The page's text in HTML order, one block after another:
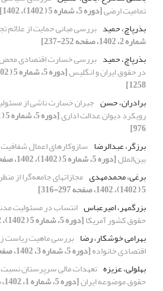
تمامیت ارضی[دوره 5، شماره 5 ( 1402)، 1402]
بذرپاچ، حمید بررسی مبانی حمایت از علائم
شماره 2، 1402، صفحه 252-237]
بذرپاچ، حمید بررسی خسارت اقتصادی محض
در حقوق ایران و انگلیس
1258]
برادران، حسن جبران خسارت ناشی از
رویکرد دیوان عدالت اداری
976]
برزگر، عبدالرضا سازوکارهای اعمال شفافیت
بین‌الملل[دوره 5، شماره 5 ( 1402)، 1402، صفحه 57-80]
برغی، محمدمهدی مجازاتهای جامعه‌گرا از
5 ( 1402)، 1402، صفحه 297-316]
بزرگمهر، امیرعباس انتساب در مسئولیت
حقوق کشور آمریکا[دوره 5، شماره 5 ( 1402)، 1402، صفحه 441-458]
بهرامی خوشکار، رضا بررسی ماهیت ریاست
اقتصادی خانواده[دوره 5، شماره 3، 1402، صفحه 1-16]
بهلولی، عزیزه تعهدات مالی سرپرستان نسبت
حقوق موضوعه ایران[دوره 5، شماره 1، 1402، صفحه 35-48]